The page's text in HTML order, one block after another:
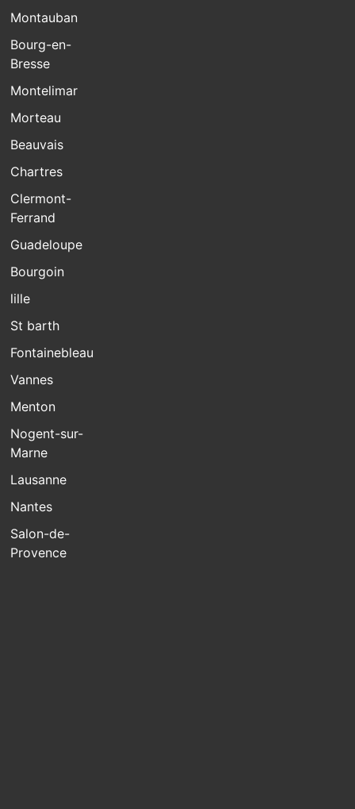
Montauban
Bourg-en-
Bresse
Montelimar
Morteau
Beauvais
Chartres
Clermont-
Ferrand
Guadeloupe
Bourgoin
lille
St barth
Fontainebleau
Vannes
Menton
Nogent-sur-
Marne
Lausanne
Nantes
Salon-de-
Provence